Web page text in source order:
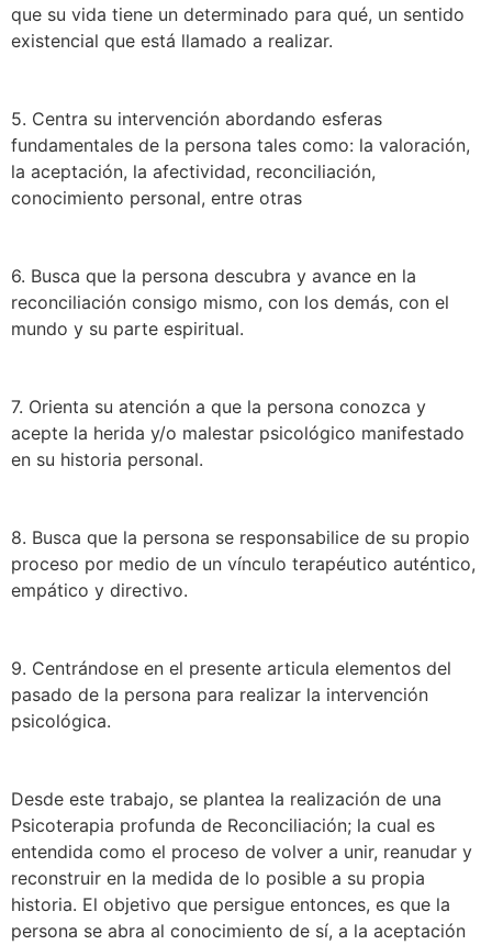
que su vida tiene un determinado para qué, un sentido
existencial que está llamado a realizar.
5. Centra su intervención abordando esferas
fundamentales de la persona tales como: la valoración,
la aceptación, la afectividad, reconciliación,
conocimiento personal, entre otras
6. Busca que la persona descubra y avance en la
reconciliación consigo mismo, con los demás, con el
mundo y su parte espiritual.
7. Orienta su atención a que la persona conozca y
acepte la herida y/o malestar psicológico manifestado
en su historia personal.
8. Busca que la persona se responsabilice de su propio
proceso por medio de un vínculo terapéutico auténtico,
empático y directivo.
9. Centrándose en el presente articula elementos del
pasado de la persona para realizar la intervención
psicológica.
Desde este trabajo, se plantea la realización de una
Psicoterapia profunda de Reconciliación; la cual es
entendida como el proceso de volver a unir, reanudar y
reconstruir en la medida de lo posible a su propia
historia. El objetivo que persigue entonces, es que la
persona se abra al conocimiento de sí, a la aceptación